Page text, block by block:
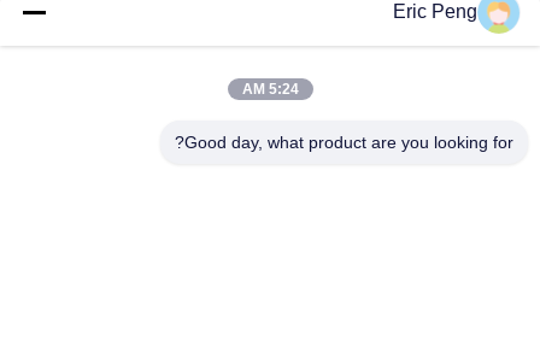
Driver
Eric Peng
5:24 AM
Good day, what product are you looking for?